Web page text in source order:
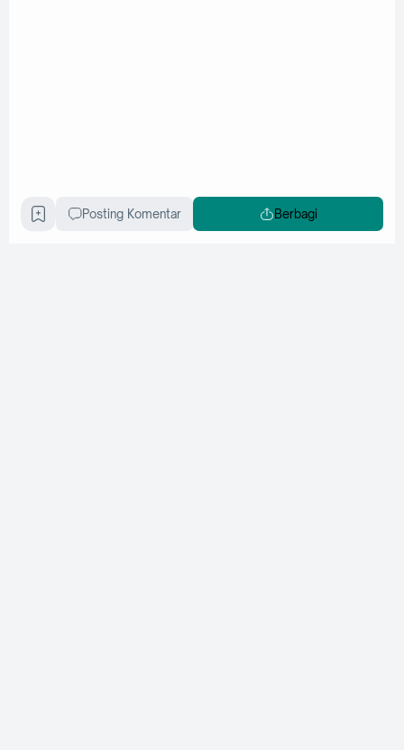
Posting Komentar Berbagi